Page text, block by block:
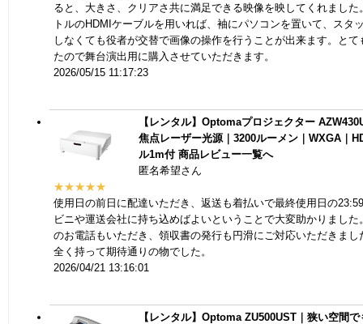
ると、大きさ、クリアさ共に満足できる映像を映してくれました
トルのHDMIケーブルを用いれば、袖にパソコンを置いて、スタ
しなくても役者が交替で画像の操作を行うことが出来ます。とて
たので舞台演出用に購入させていただきます。
2026/05/15 11:17:23
【レンタル】Optomaプロジェクター
焦点レーザー光源｜3200ルーメン｜WXGA｜
ル1m付 商品レビュー一覧へ
匿名希望さん
★★★★★
使用日の前日に配達いただき、返送も着払いで最終使用日の
ビニや運送会社に持ち込めばよいということで大変助かりました
のお電話もいただき、領収書の発行も円滑にご対応いただきまし
全く持って期待通りの物でした。
2026/04/21 13:16:01
【レンタル】Optoma ZU500UST｜狭い空間で